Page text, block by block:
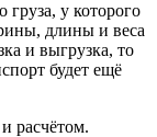
груза, у которого
длины и веса
и выгрузка, то
будет ещё
расчётом.